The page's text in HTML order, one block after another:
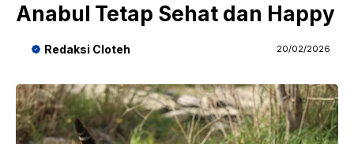
Anabul Tetap Sehat dan Happy
Redaksi Cloteh 20/02/2026